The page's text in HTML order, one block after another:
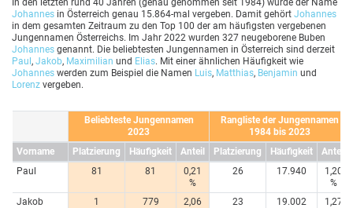
In den letzten rund 40 Jahren (genau genommen seit 1984) wurde der Name
Johannes in Österreich genau 15.864-mal vergeben. Damit gehört Johannes
in dem gesamten Zeitraum zu den Top 100 der am häufigsten vergebenen
Jungennamen Österreichs. Im Jahr 2022 wurden 327 neugeborene Buben
Johannes genannt. Die beliebtesten Jungennamen in Österreich sind derzeit
Paul , Jakob, Maximilian und Elias. Mit einer ähnlichen Häufigkeit wie
Johannes werden zum Beispiel die Namen Luis, Matthias, Benjamin und
Lorenz vergeben.
Beliebteste Jungennamen
2023
Rangliste der Jungennamen
1984 bis 2023
Vorname
Platzierung Häufigkeit Anteil Platzierung Häufigkeit
Anteil
Paul
81 81
0,21
%
26 17.940
1,20
%
Jakob
1 779
2,06
23 19.002
1,27